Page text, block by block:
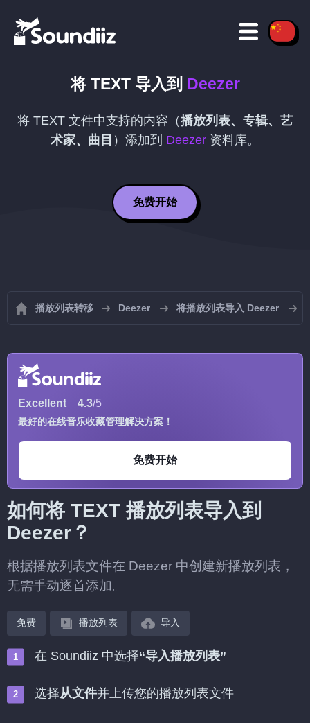
将 TEXT导入到 Deezer
将 TEXT 文件中支持的内容（播放列表、专辑、艺
术家、曲目 ）添加到 Deezer 资料库。
免费开始
播放列表转移 Deezer 将播放列表导入 Deezer
Excellent 4.3/5
最好的在线音乐收藏管理解决方案！
免费开始
如何将 TEXT 播放列表导入到
Deezer？
根据播放列表文件在 Deezer 中创建新播放列表，
无需手动逐首添加。
免费 播放列表 导入
在 Soundiiz 中选择“导入播放列表”
选择从文件并上传您的播放列表文件